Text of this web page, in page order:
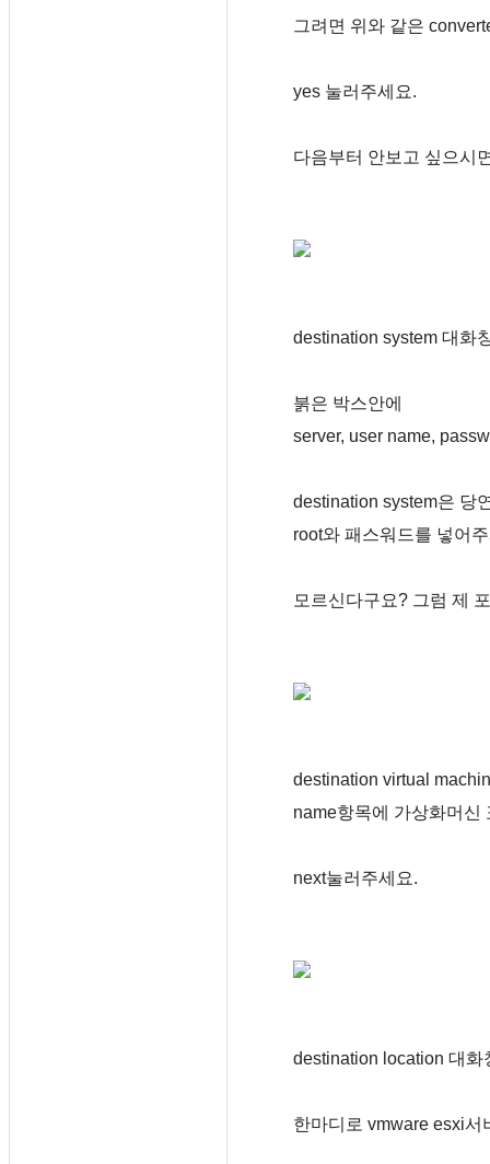
그려면 위와 같은
yes 눌러주세요.
다음부터 안보고 싶으시
destination system 대화
붉은 박스안에
server, user name,
destination system은 당
root와 패스워드를 넣어
모르신다구요? 그럼 제
destination virtual
name항목에 가상화머신
next눌러주세요.
destination location 대화
한마디로 vmware esxi서